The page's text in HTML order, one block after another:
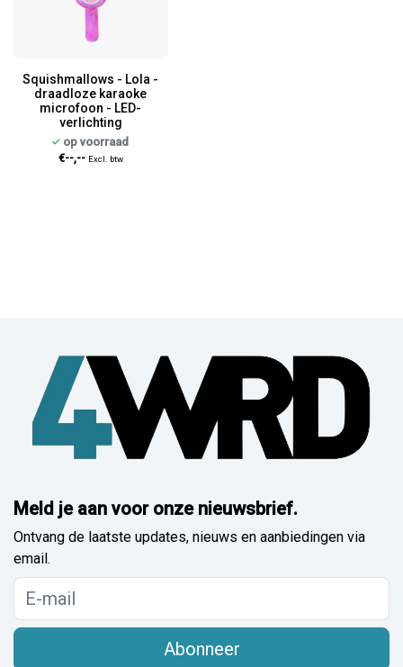
Squishmallows - Lola -
draadloze karaoke
microfoon - LED-
verlichting
op voorraad
€--,-- Excl. btw
Meld je aan voor onze nieuwsbrief.
Ontvang de laatste updates, nieuws en aanbiedingen via
email.
Abonneer